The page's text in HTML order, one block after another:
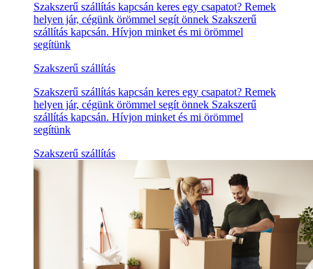
Szakszerű szállítás kapcsán keres egy csapatot? Remek
helyen jár, cégünk örömmel segít önnek Szakszerű
szállítás kapcsán. Hívjon minket és mi örömmel
segítünk
Szakszerű szállítás
Szakszerű szállítás kapcsán keres egy csapatot? Remek
helyen jár, cégünk örömmel segít önnek Szakszerű
szállítás kapcsán. Hívjon minket és mi örömmel
segítünk
Szakszerű szállítás